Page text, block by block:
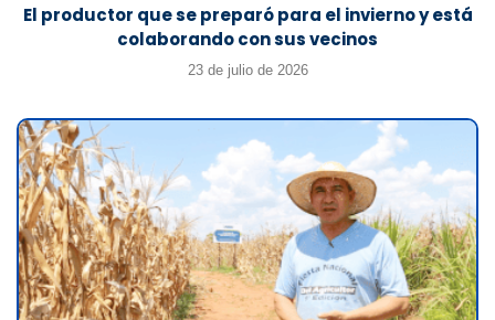
El productor que se preparó para el invierno y está
colaborando con sus vecinos
23 de julio de 2026